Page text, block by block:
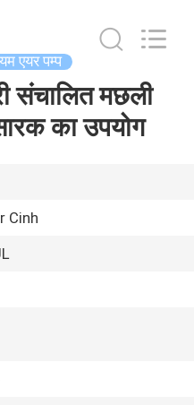
एयर पम्प
संचालित मछली
का उपयोग
Cinh